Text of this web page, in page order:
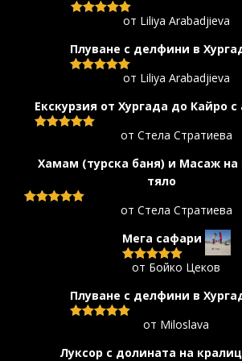
Оценено с5
от Liliya Arabadjieva
Плуване с делфини в
Оценено с5
от Liliya Arabadjieva
Екскурзия от Хургада до Кайро с
от Стела Стратиева
Хамам (турска баня) и Масаж на
тяло
от Стела Стратиева
Мега сафари
Оценено с5
от Бойко Цеков
Плуване с делфини в
от Miloslava
Луксор с долината на